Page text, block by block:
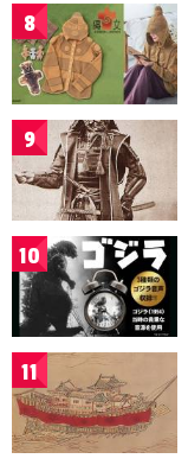
8
9
10
11